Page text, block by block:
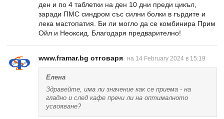
ден и по 4 таблетки на ден 10 дни преди цикъл,
заради ПМС синдром със силни болки в гърдите и
лека мастопатия. Би ли могло да се комбинира Прим
Ойл и Неоксид. Благодаря предварително!
www.framar.bg отговаря на 14 February 2024 в 15:19
Елена
Здравейте, има ли значение как се приема - на
гладно и след кафе пречи ли на оптималното
усвояване?